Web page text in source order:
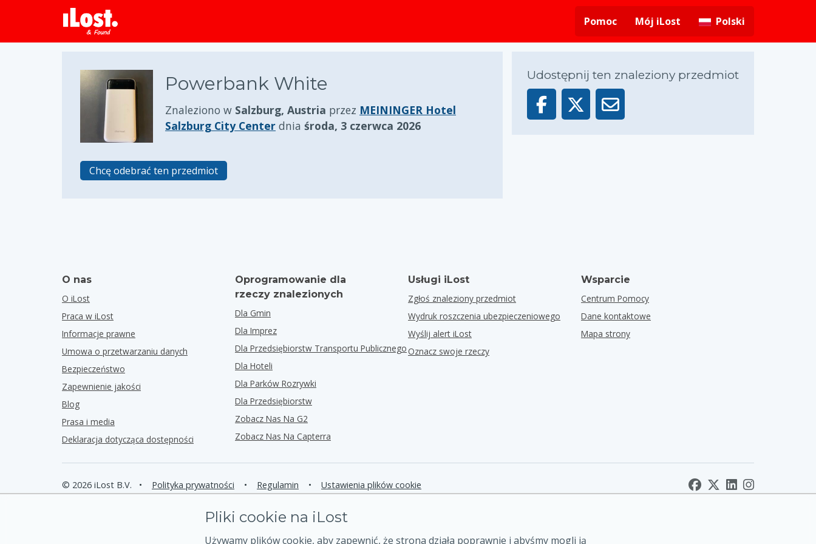
Pomoc
Mój iLost Polski
Powerbank White
Znaleziono w Salzburg, Austria przez MEININGER Hotel
Salzburg City Center dnia środa, 3 czerwca 2026
Chcę odebrać ten przedmiot
Udostępnij ten znaleziony przedmiot
O nas
O iLost
Praca w iLost
Informacje prawne
Umowa o przetwarzaniu danych
Bezpieczeństwo
Zapewnienie jakości
Blog
Prasa i media
Deklaracja dotycząca dostępności
Oprogramowanie dla
rzeczy znalezionych
Dla Gmin
Dla Imprez
Dla Przedsiębiorstw Transportu Publicznego
Dla Hoteli
Dla Parków Rozrywki
Dla Przedsiębiorstw
Zobacz Nas Na G2
Zobacz Nas Na Capterra
Usługi iLost
Zgłoś znaleziony przedmiot
Wydruk roszczenia ubezpieczeniowego
Wyślij alert iLost
Oznacz swoje rzeczy
Wsparcie
Centrum Pomocy
Dane kontaktowe
Mapa strony
© 2026 iLost B.V. • Polityka prywatności • Regulamin • Ustawienia plików cookie
Pliki cookie na iLost
Używamy plików cookie, aby zapewnić, że strona działa poprawnie i abyśmy mogli ją